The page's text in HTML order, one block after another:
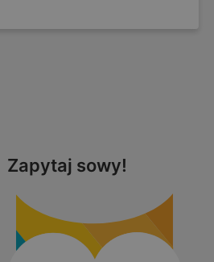
Zapytaj sowy!